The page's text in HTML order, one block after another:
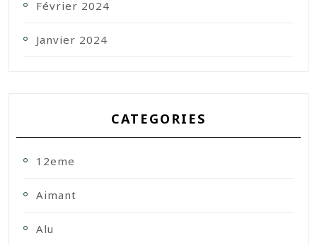
Février 2024
Janvier 2024
CATEGORIES
12eme
Aimant
Alu